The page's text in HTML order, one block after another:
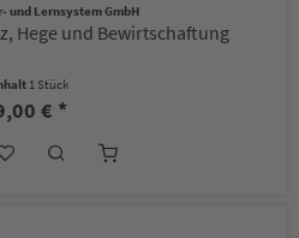
und Lernsystem GmbH
Hege und Bewirtschaftung
1 Stück
€ *